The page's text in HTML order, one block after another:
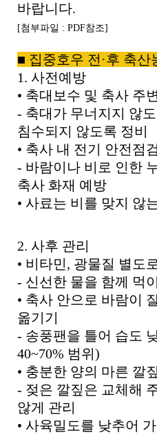
목
성
일
작
첨
일
을
합
니
다
바랍니다.
[첨부파일 : PDF참조]
■ 집중호우 전 ·후 축산
1. 사전예방
• 축대보수 및 축사 주
- 축대가 무너지지 않
침수되지 않도록 정비
• 축사 내 전기 안전점
- 바람이나 비로 인한
축사 화재 예방
• 사료는 비를 맞지 않
2. 사후 관리
• 비타민, 광물질 별도
- 신선한 물을 함께 먹이
• 축사 안으로 바람이
옮기기
- 송풍팬을 틀어 습도
40~70% 범위 )
• 충분한 양의 마른 깔
- 젖은 깔짚은 교체해
않게 관리
• 사육밀도를 낮추어